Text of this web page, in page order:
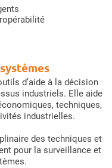
d’aide à la décision
industriels. Elle aide
techniques,
industrielles.
des techniques et
pour la surveillance et